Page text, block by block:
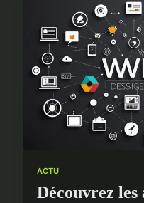
ACTU
Découvrez les